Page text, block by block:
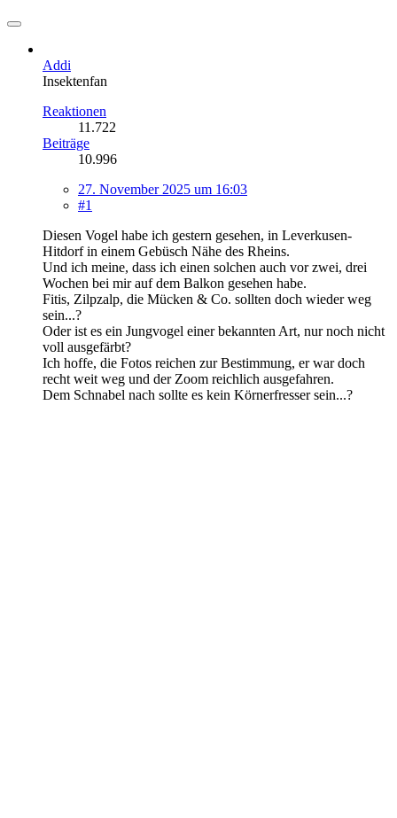
Addi
Insektenfan
Reaktionen
11.722
Beiträge
10.996
27. November 2025 um 16:03
#1
Diesen Vogel habe ich gestern gesehen, in Leverkusen-
Hitdorf in einem Gebüsch Nähe des Rheins.
Und ich meine, dass ich einen solchen auch vor zwei, drei
Wochen bei mir auf dem Balkon gesehen habe.
Fitis, Zilpzalp, die Mücken & Co. sollten doch wieder weg
sein...?
Oder ist es ein Jungvogel einer bekannten Art, nur noch nicht
voll ausgefärbt?
Ich hoffe, die Fotos reichen zur Bestimmung, er war doch
recht weit weg und der Zoom reichlich ausgefahren.
Dem Schnabel nach sollte es kein Körnerfresser sein...?